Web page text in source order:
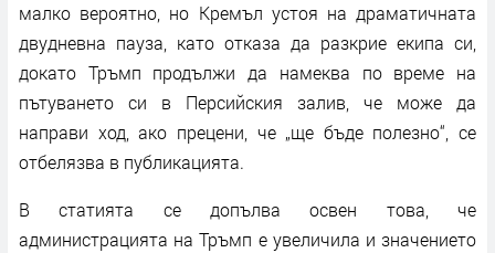
малко вероятно, но Кремъл устоя на драматичната
двудневна пауза, като отказа да разкрие екипа си,
докато Тръмп продължи да намеква по време на
пътуването си в Персийския залив, че може да
направи ход, ако прецени, че „ще бъде полезно“, се
отбелязва в публикацията.
В статията се допълва освен това, че
администрацията на Тръмп е увеличила и значението